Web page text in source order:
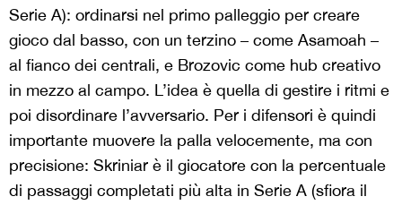
Serie A): ordinarsi nel primo palleggio per creare
gioco dal basso, con un terzino – come Asamoah –
al fianco dei centrali, e Brozovic come hub creativo
in mezzo al campo. L’idea è quella di gestire i ritmi e
poi disordinare l’avversario. Per i difensori è quindi
importante muovere la palla velocemente, ma con
precisione: Skriniar è il giocatore con la percentuale
di passaggi completati più alta in Serie A (sfiora il